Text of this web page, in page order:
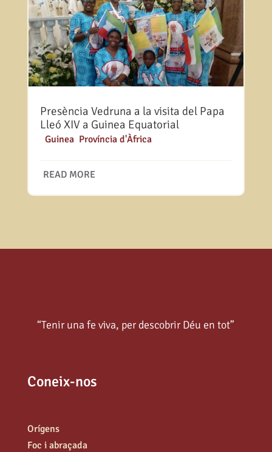
Presència Vedruna a la visita del Papa
Lleó XIV a Guinea Equatorial
Guinea, Província d'Àfrica
READ MORE
“Tenir una fe viva, per descobrir Déu en tot”
Coneix-nos
Orígens
Foc i abraçada